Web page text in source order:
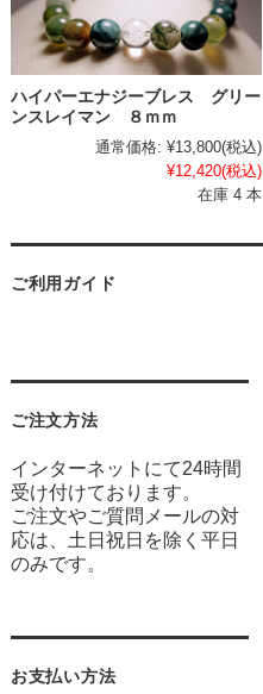
ハイパーエナジーブレス グリー
ンスレイマン ８ｍｍ
通常価格: ¥13,800(税込)
¥12,420(税込)
在庫 4 本
ご利用ガイド
ご注文方法
インターネットにて24時間
受け付けております。
ご注文やご質問メールの対
応は、土日祝日を除く平日
のみです。
お支払い方法